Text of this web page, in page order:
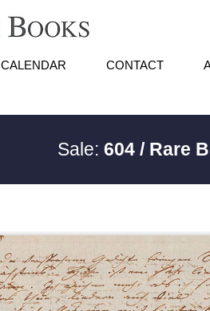
CALENDAR CONTACT
Sale:604 / Rare